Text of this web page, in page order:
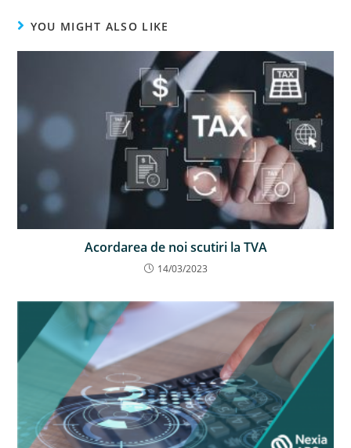
YOU MIGHT ALSO LIKE
Acordarea de noi scutiri la TVA
14/03/2023